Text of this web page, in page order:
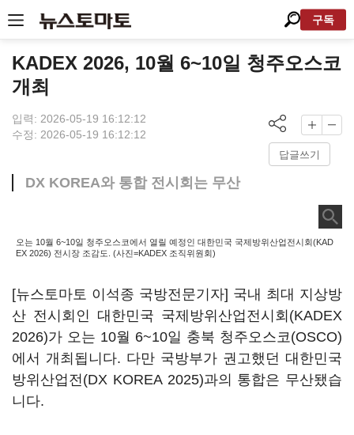
구독
KADEX 2026, 10월 6~10일 청주오스코
개최
입력: 2026-05-19 16:12:12
수정: 2026-05-19 16:12:12
답글쓰기
DX KOREA와 통합 전시회는 무산
오는 10월 6~10일 청주오스코에서 열릴 예정인 대한민국 국제방위산업전시회(KAD
EX 2026) 전시장 조감도. (사진=KADEX 조직위원회)
[뉴스토마토 이석종 국방전문기자] 국내 최대 지상방
산 전시회인 대한민국 국제방위산업전시회(KADEX
2026)가 오는 10월 6~10일 충북 청주오스코(OSCO)
에서 개최됩니다. 다만 국방부가 권고했던 대한민국
방위산업전(DX KOREA 2025)과의 통합은 무산됐습
니다.